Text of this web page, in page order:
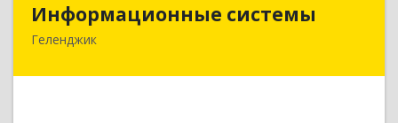
Информационные системы
Геленджик353475, Краснодарский край, Геленджик г,